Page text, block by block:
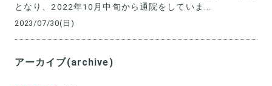
となり、2022年10月中旬から通院をしていま...
2023/07/30(日)
アーカイブ(archive)